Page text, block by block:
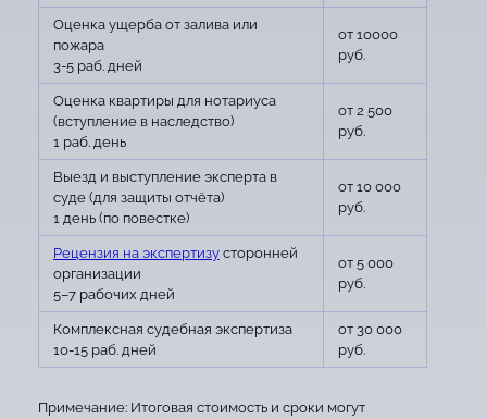
Оценка ущерба от залива или
пожара
3-5 раб. дней
от 10000
руб.
Оценка квартиры для нотариуса
(вступление в наследство)
1 раб. день
от 2 500
руб.
Выезд и выступление эксперта в
суде (для защиты отчёта)
1 день (по повестке)
от 10 000
руб.
Рецензия на экспертизусторонней
организации
5–7 рабочих дней
от 5 000
руб.
Комплексная судебная экспертиза
10-15 раб. дней
от 30 000
руб.
Примечание: Итоговая стоимость и сроки могут